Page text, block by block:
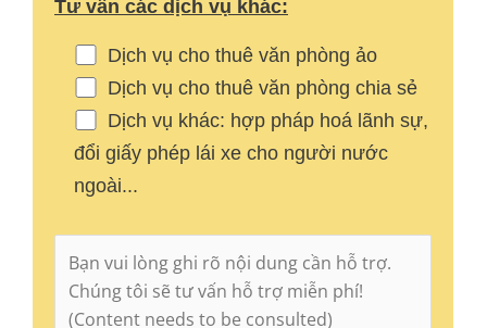
Tư vấn các dịch vụ khác:
Dịch vụ cho thuê văn phòng ảo
Dịch vụ cho thuê văn phòng chia sẻ
Dịch vụ khác: hợp pháp hoá lãnh sự,
đổi giấy phép lái xe cho người nước
ngoài...